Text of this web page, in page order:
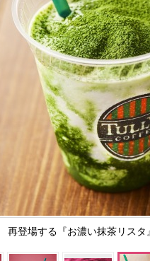
再登場する『お濃い抹茶リスタ